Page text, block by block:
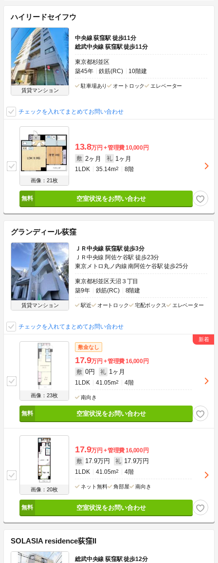
ハイリードセイフウ
賃貸マンション
中央線 荻窪駅 徒歩11分
総武中央線 荻窪駅 徒歩11分
東京都杉並区
築45年
鉄筋(RC) 10階建
駐車場あり オートロック エレベーター
チェックを入れてまとめてお問い合わせ
画像：21枚
13.8万円 管理費10,000円
敷 2ヶ月 礼 1ヶ月
1LDK 35.14m2 8階
空室状況をお問い合わせ
グランディール荻窪
賃貸マンション
ＪＲ中央線 荻窪駅 徒歩3分
ＪＲ中央線 阿佐ケ谷駅 徒歩23分
東京メトロ丸ノ内線 南阿佐ケ谷駅 徒歩25分
東京都杉並区天沼３丁目
築9年
鉄筋(RC) 8階建
駅近 オートロック 宅配ボックス エレベーター
チェックを入れてまとめてお問い合わせ
画像：23枚
敷金なし
17.9万円 管理費16,000円
敷 0円 礼 1ヶ月
1LDK 41.05m2 4階
南向き
空室状況をお問い合わせ
画像：20枚
17.9万円 管理費16,000円
敷 17.9万円 礼 17.9万円
1LDK 41.05m2 4階
ネット無料 角部屋 南向き
空室状況をお問い合わせ
SOLASIA residence荻窪II
総武中央線 荻窪駅 徒歩12分